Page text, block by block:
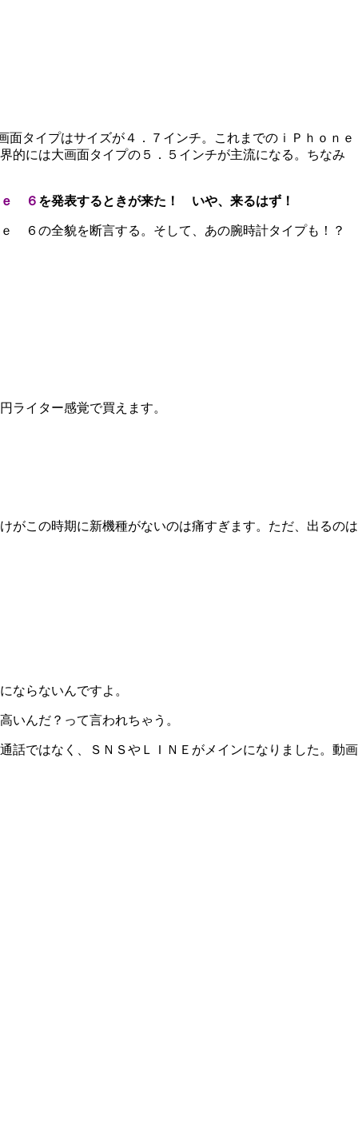
タイプはサイズが４．７インチ。これまでのｉＰｈｏｎｅ
的には大画面タイプの５．５インチが主流になる。ちなみ
ｅ ６ を発表するときが来た！ いや、来るはず！
６の全貌を断言する。そして、あの腕時計タイプも！？
イター感覚で買えます。
この時期に新機種がないのは痛すぎます。ただ、出るのは
ならないんですよ。
いんだ？って言われちゃう。
話ではなく、ＳＮＳやＬＩＮＥがメインになりました。動画